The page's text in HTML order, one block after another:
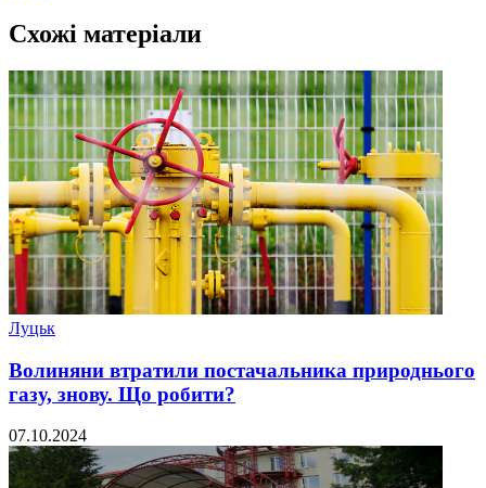
Схожі матеріали
Луцьк
Волиняни втратили постачальника природнього
газу, знову. Що робити?
07.10.2024